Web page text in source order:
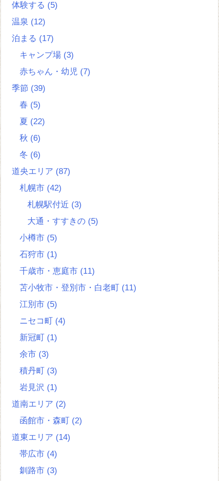
体験する (5)
温泉 (12)
泊まる (17)
キャンプ場 (3)
赤ちゃん・幼児 (7)
季節 (39)
春 (5)
夏 (22)
秋 (6)
冬 (6)
道央エリア (87)
札幌市 (42)
札幌駅付近 (3)
大通・すすきの (5)
小樽市 (5)
石狩市 (1)
千歳市・恵庭市 (11)
苫小牧市・登別市・白老町 (11)
江別市 (5)
ニセコ町 (4)
新冠町 (1)
余市 (3)
積丹町 (3)
岩見沢 (1)
道南エリア (2)
函館市・森町 (2)
道東エリア (14)
帯広市 (4)
釧路市 (3)